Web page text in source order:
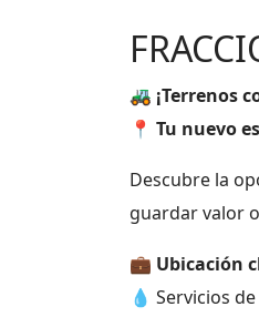
🚜 ¡Terrenos
📍 Tu nuevo
Descubre la
guardar valor
💼 Ubicación
💧 Servicios de